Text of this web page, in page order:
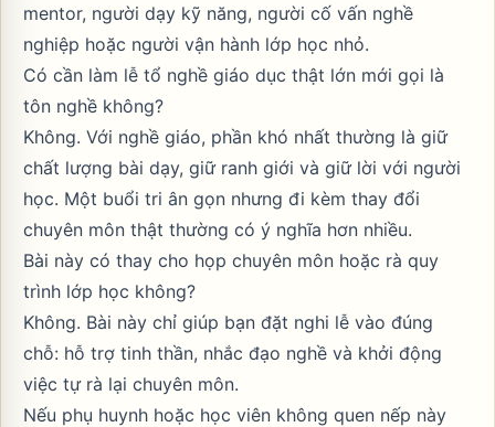
mentor, người dạy kỹ năng, người cố vấn nghề
nghiệp hoặc người vận hành lớp học nhỏ.
Có cần làm lễ tổ nghề giáo dục thật lớn mới gọi là
tôn nghề không?
Không. Với nghề giáo, phần khó nhất thường là giữ
chất lượng bài dạy, giữ ranh giới và giữ lời với người
học. Một buổi tri ân gọn nhưng đi kèm thay đổi
chuyên môn thật thường có ý nghĩa hơn nhiều.
Bài này có thay cho họp chuyên môn hoặc rà quy
trình lớp học không?
Không. Bài này chỉ giúp bạn đặt nghi lễ vào đúng
chỗ: hỗ trợ tinh thần, nhắc đạo nghề và khởi động
việc tự rà lại chuyên môn.
Nếu phụ huynh hoặc học viên không quen nếp này